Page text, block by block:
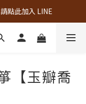
日皆有營業
點此加入 LINE
日皆有營業
【玉瓣喬